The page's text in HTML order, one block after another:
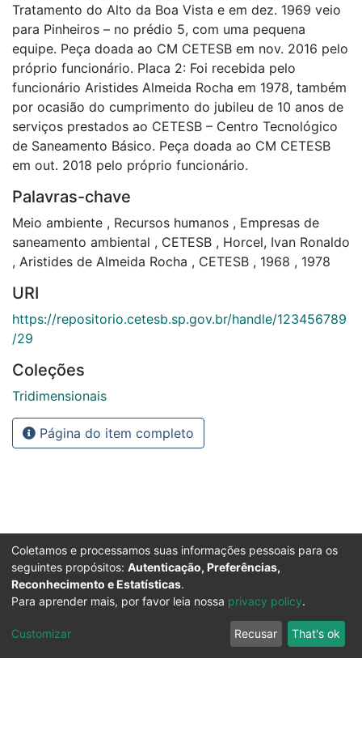
Tratamento do Alto da Boa Vista e em dez. 1969 veio
para Pinheiros – no prédio 5, com uma pequena
equipe. Peça doada ao CM CETESB em nov. 2016 pelo
próprio funcionário. Placa 2: Foi recebida pelo
funcionário Aristides Almeida Rocha em 1978, também
por ocasião do cumprimento do jubileu de 10 anos de
serviços prestados ao CETESB – Centro Tecnológico
de Saneamento Básico. Peça doada ao CM CETESB
em out. 2018 pelo próprio funcionário.
Palavras-chave
Meio ambiente , Recursos humanos , Empresas de
saneamento ambiental , CETESB , Horcel, Ivan Ronaldo
, Aristides de Almeida Rocha , CETESB , 1968 , 1978
URI
https://repositorio.cetesb.sp.gov.br/handle/123456789
/29
Coleções
Tridimensionais
Página do item completo
Coletamos e processamos suas informações pessoais para os
seguintes propósitos: Autenticação, Preferências,
Reconhecimento e Estatísticas.
Para aprender mais, por favor leia nossa privacy policy.
Customizar Recusar That's ok